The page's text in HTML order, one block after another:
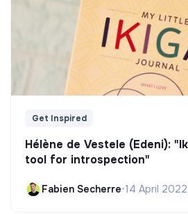
Get Inspired
Hélène de Vestele (Edeni):
tool for introspection"
Fabien Secherre•14 April 2022